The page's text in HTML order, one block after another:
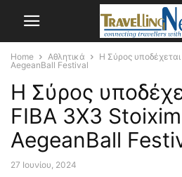
Home Αθλητικά
Η Σύρος
AegeanBall Festival
Η Σύρος
FIBA 3X3
AegeanBall
27 Ιουνίου, 2024